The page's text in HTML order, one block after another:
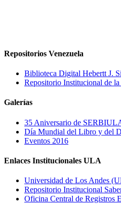
Repositorios Venezuela
Biblioteca Digital Hebertt J.
Repositorio Institucional de
Galerías
35 Aniversario de
Día Mundial del Libro y del
Eventos 2016
Enlaces Institucionales ULA
Universidad de Los Andes
Repositorio Institucional
Oficina Central de Registros